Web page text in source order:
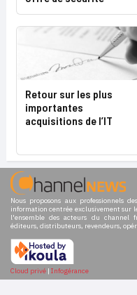
Retour sur les plus
importantes
acquisitions de l’IT
Nous proposons aux professionnels
information centrée exclusivement sur
l'ensemble des acteurs du channel
éditeurs, distributeurs, revendeurs,
Cloud privé | Infogérance